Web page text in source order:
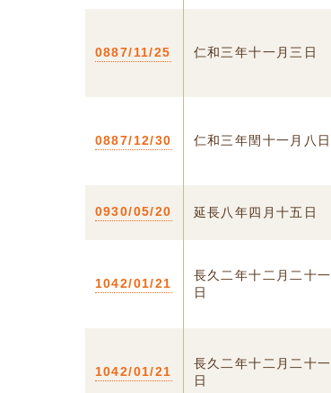
0887/11/25 仁和三年十一月三日
0887/12/30 仁和三年閏十一月八日
0930/05/20 延長八年四月十五日
1042/01/21
長久二年十二月二十一
日
1042/01/21
長久二年十二月二十一
日